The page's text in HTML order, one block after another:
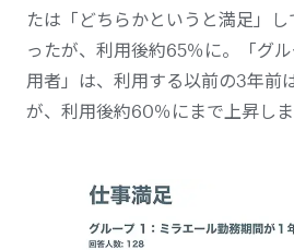
たは「どちらかというと満足」
ったが、利用後約65％に。「グ
用者」は、利用する以前の3年前
が、利用後約60％にまで上昇しま